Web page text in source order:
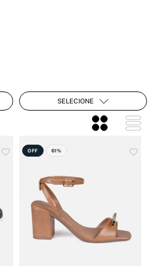
SELECIONE
OFF 61%